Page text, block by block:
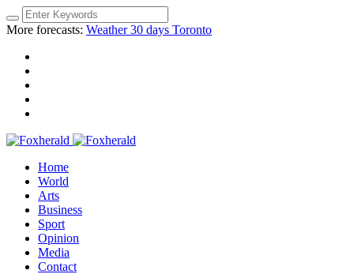
More forecasts: Weather 30 days Toronto
Home
World
Arts
Business
Sport
Opinion
Media
Contact